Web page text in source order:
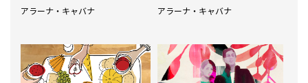
アラーナ・キャバナ アラーナ・キャバナ